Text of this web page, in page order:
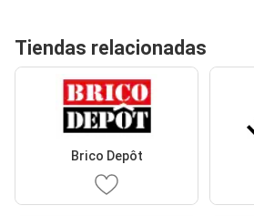
Tiendas relacionadas
Brico Depôt